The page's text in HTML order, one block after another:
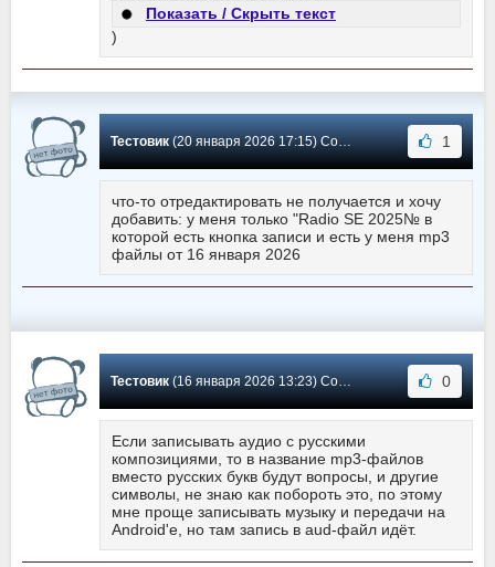
Показать / Скрыть текст
)
Тестовик(20 января 2026 17:15) Сообщение #209 1
что-то отредактировать не получается и хочу
добавить: у меня только "Radio SE 2025№ в
которой есть кнопка записи и есть у меня mp3
файлы от 16 января 2026
Тестовик(16 января 2026 13:23) Сообщение #208 0
Если записывать аудио с русскими
композициями, то в название mp3-файлов
вместо русских букв будут вопросы, и другие
символы, не знаю как побороть это, по этому
мне проще записывать музыку и передачи на
Android'e, но там запись в aud-файл идёт.